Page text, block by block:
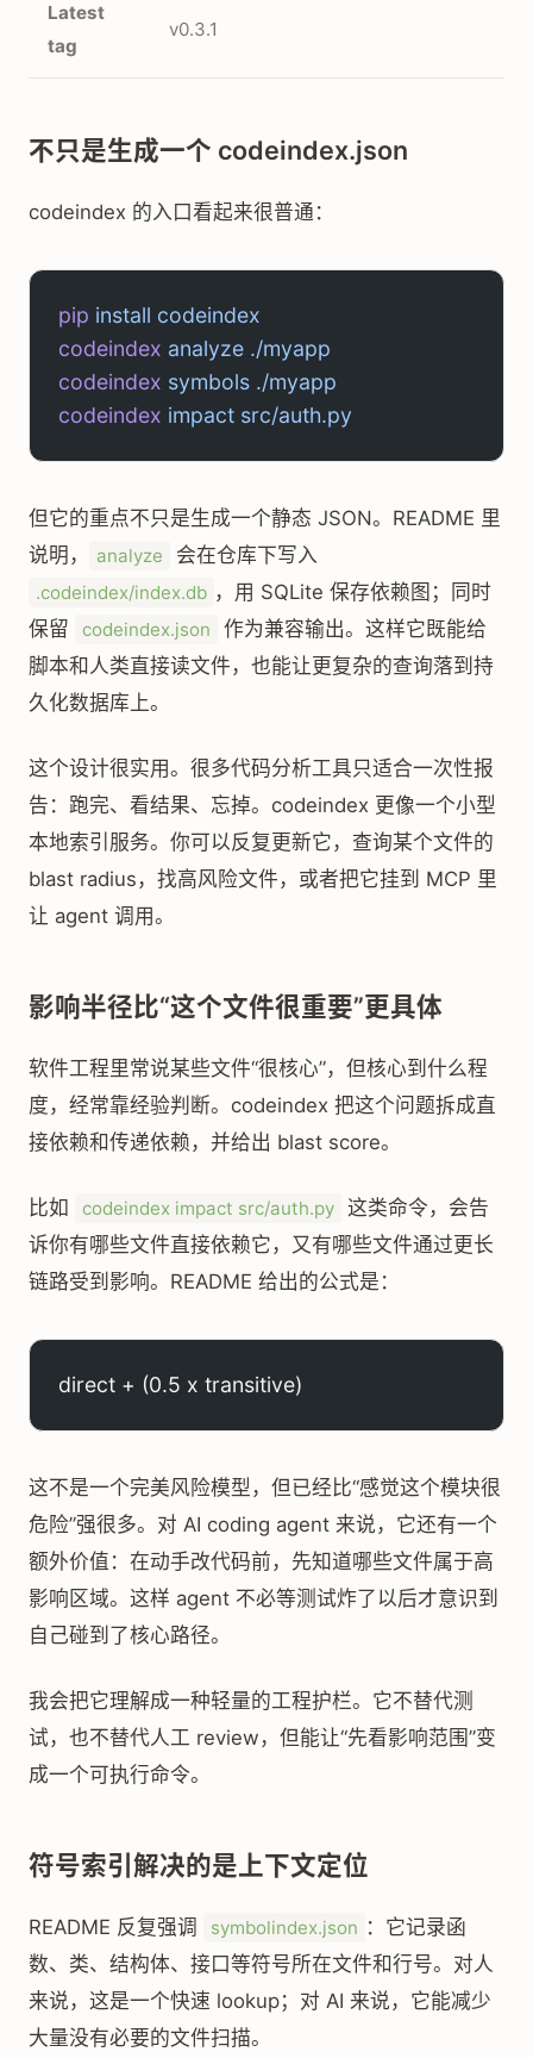
Latest
tag
v0.3.1
不只是生成一个 codeindex.json
codeindex 的入口看起来很普通：
pip install codeindex
codeindex analyze ./myapp
codeindex symbols ./myapp
codeindex impact src/auth.py
但它的重点不只是生成一个静态 JSON。README 里
说明，
analyze 会在仓库下写入
.codeindex/index.db ，用 SQLite 保存依赖图；同时
保留
codeindex.json
作为兼容输出。这样它既能给
脚本和人类直接读文件，也能让更复杂的查询落到持
久化数据库上。
这个设计很实用。很多代码分析工具只适合一次性报
告：跑完、看结果、忘掉。codeindex 更像一个小型
本地索引服务。你可以反复更新它，查询某个文件的
blast radius，找高风险文件，或者把它挂到 MCP 里
让 agent 调用。
影响半径比“这个文件很重要”更具体
软件工程里常说某些文件“很核心”，但核心到什么程
度，经常靠经验判断。codeindex 把这个问题拆成直
接依赖和传递依赖，并给出 blast score。
比如 codeindex impact src/auth.py 这类命令，会告
诉你有哪些文件直接依赖它，又有哪些文件通过更长
链路受到影响。README 给出的公式是：
direct + (0.5 x transitive)
这不是一个完美风险模型，但已经比“感觉这个模块很
危险”强很多。对 AI coding agent 来说，它还有一个
额外价值：在动手改代码前，先知道哪些文件属于高
影响区域。这样 agent 不必等测试炸了以后才意识到
自己碰到了核心路径。
我会把它理解成一种轻量的工程护栏。它不替代测
试，也不替代人工 review，但能让“先看影响范围”变
成一个可执行命令。
符号索引解决的是上下文定位
README 反复强调 symbolindex.json ：它记录函
数、类、结构体、接口等符号所在文件和行号。对人
来说，这是一个快速 lookup；对 AI 来说，它能减少
大量没有必要的文件扫描。